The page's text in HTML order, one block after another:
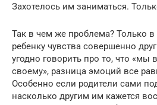
Захотелось им заниматься.
Так в чем же проблема? Только
ребенку чувства совершенно
угодно говорить про то, что
своему», разница эмоций все
Особенно если родители сами
насколько другим им кажется